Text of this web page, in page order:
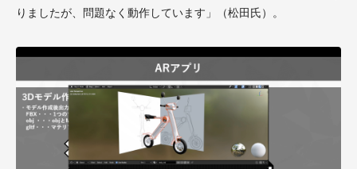
りましたが、問題なく動作しています」（松田氏）。